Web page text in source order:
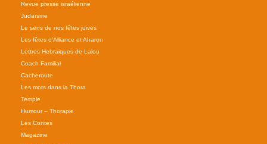
Revue presse israélienne
Judaïsme
Le sens de nos fêtes juives
Les fêtes d'Alliance et Aharon
Lettres Hebraiques de Lalou
Coach Familial
Cacheroute
Les mots dans la Thora
Temple
Humour – Thorapie
Les Contes
Magazine